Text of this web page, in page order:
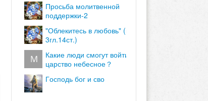
просьба молитвенной
поддержки-2
"облекитесь в любовь" (кол.
3гл.14ст.)
какие люди смогут войти в
царство небесное？
господь бог и сво